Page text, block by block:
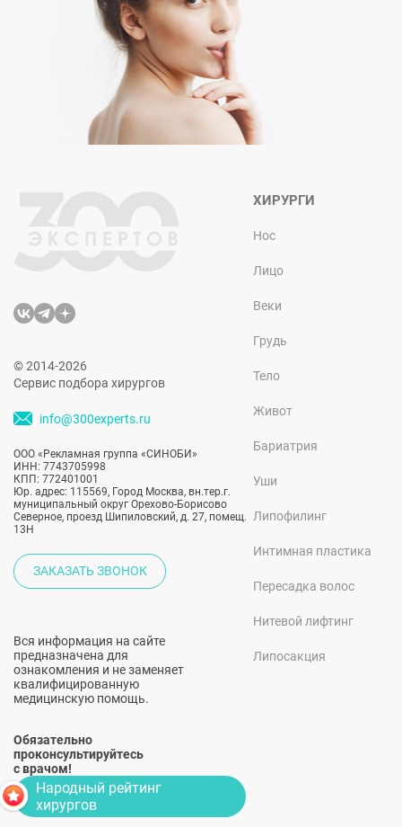
© 2014-2026
Сервис подбора хирургов
info@300experts.ru
ООО «Рекламная группа «СИНОБИ»
ИНН: 7743705998
КПП: 772401001
Юр. адрес: 115569, Город Москва, вн.тер.г.
муниципальный округ Орехово-Борисово
Северное, проезд Шипиловский, д. 27, помещ.
13Н
ЗАКАЗАТЬ ЗВОНОК
Вся информация на сайте
предназначена для
ознакомления и не заменяет
квалифицированную
медицинскую помощь.
Обязательно
проконсультируйтесь
с врачом!
ХИРУРГИ
Нос
Лицо
Веки
Грудь
Тело
Живот
Бариатрия
Уши
Липофилинг
Интимная пластика
Пересадка волос
Нитевой лифтинг
Липосакция
Народный рейтинг
хирургов